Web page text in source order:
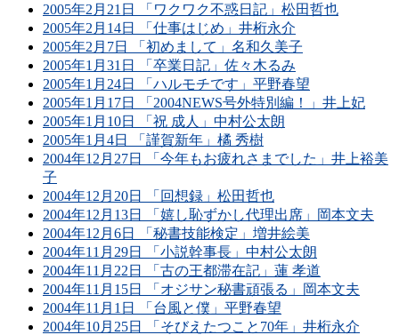
2005年2月21日 「ワクワク不惑日記」松田哲也
2005年2月14日 「仕事はじめ」井桁永介
2005年2月7日 「初めまして」名和久美子
2005年1月31日 「卒業日記」佐々木るみ
2005年1月24日 「ハルモチです」平野春望
2005年1月17日 「2004NEWS号外特別編！」井上妃
2005年1月10日 「祝 成人」中村公太朗
2005年1月4日 「謹賀新年」橘 秀樹
2004年12月27日 「今年もお疲れさまでした」井上裕美
子
2004年12月20日 「回想録」松田哲也
2004年12月13日 「嬉し恥ずかし代理出席」岡本文夫
2004年12月6日 「秘書技能検定」増井絵美
2004年11月29日 「小説幹事長」中村公太朗
2004年11月22日 「古の王都滞在記」蓮 孝道
2004年11月15日 「オジサン秘書頑張る」岡本文夫
2004年11月1日 「台風と僕」平野春望
2004年10月25日 「そびえたつこと70年」井桁永介